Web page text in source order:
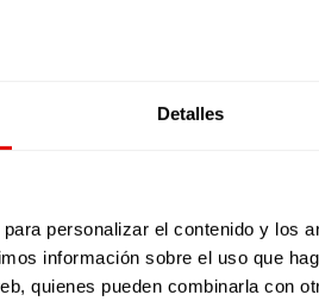
Detalles
personalizar el contenido y los
información sobre el uso que
quienes pueden combinarla con